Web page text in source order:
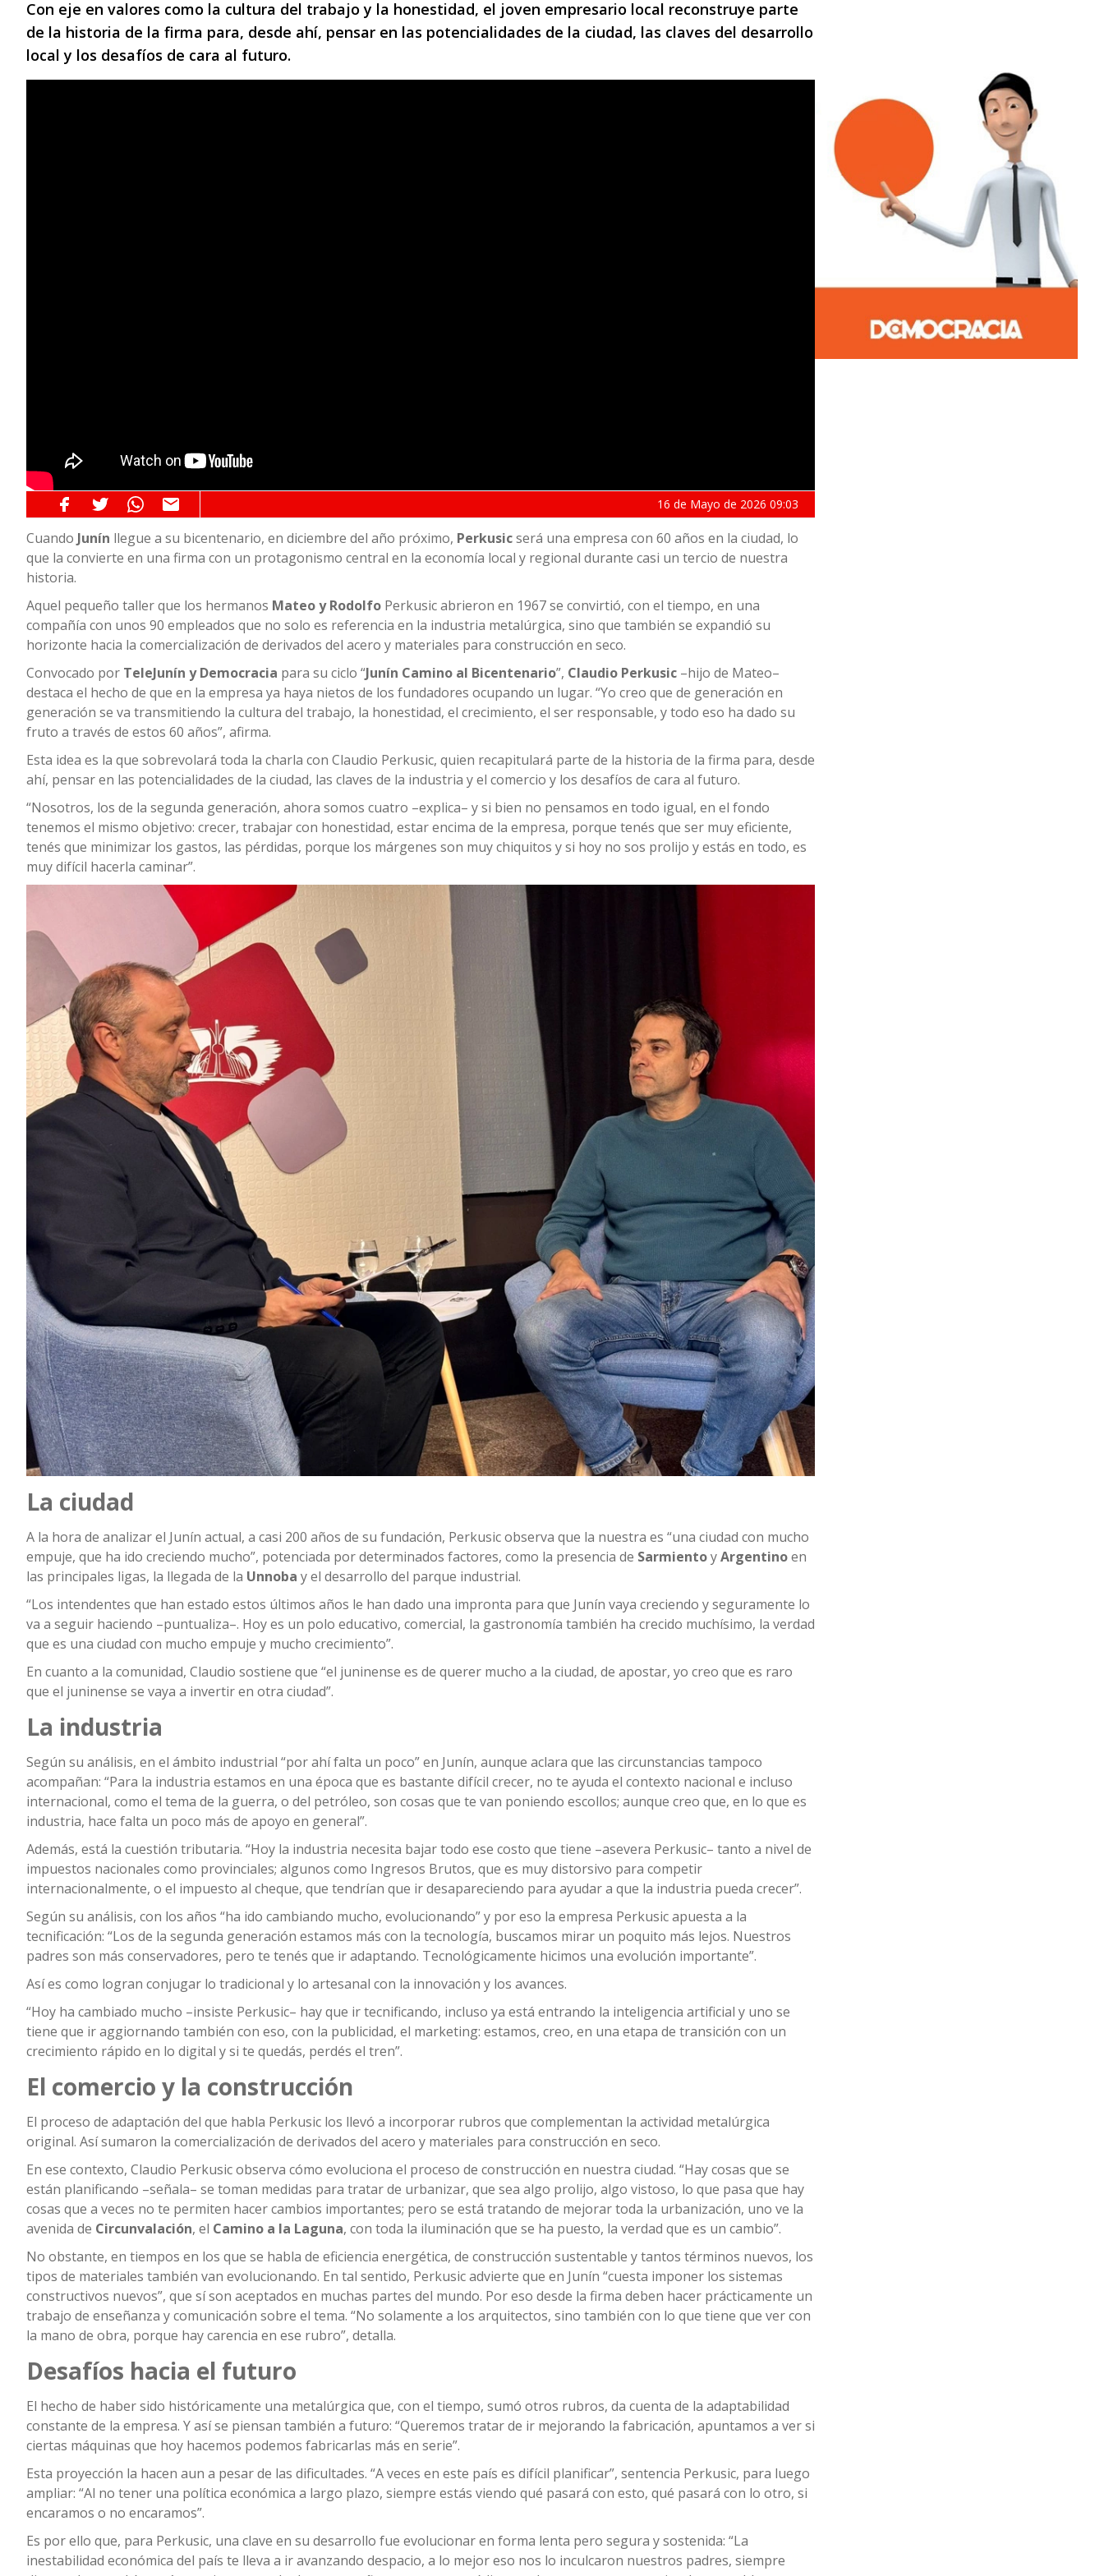
Con eje en valores como la cultura del trabajo y la honestidad, el joven empresario local reconstruye parte
de la historia de la firma para, desde ahí, pensar en las potencialidades de la ciudad, las claves del desarrollo
local y los desafíos de cara al futuro.
16 de Mayo de 2026 09:03
Cuando Junín llegue a su bicentenario, en diciembre del año próximo, Perkusicserá una empresa con 60 años en la ciudad, lo
que la convierte en una firma con un protagonismo central en la economía local y regional durante casi un tercio de nuestra
historia.
Aquel pequeño taller que los hermanos Mateo y Rodolfo Perkusic abrieron en 1967 se convirtió, con el tiempo, en una
compañía con unos 90 empleados que no solo es referencia en la industria metalúrgica, sino que también se expandió su
horizonte hacia la comercialización de derivados del acero y materiales para construcción en seco.
Convocado por TeleJunín y Democracia para su ciclo “Junín Camino al Bicentenario”, Claudio Perkusic –hijo de Mateo–
destaca el hecho de que en la empresa ya haya nietos de los fundadores ocupando un lugar. “Yo creo que de generación en
generación se va transmitiendo la cultura del trabajo, la honestidad, el crecimiento, el ser responsable, y todo eso ha dado su
fruto a través de estos 60 años”, afirma.
Esta idea es la que sobrevolará toda la charla con Claudio Perkusic, quien recapitulará parte de la historia de la firma para, desde
ahí, pensar en las potencialidades de la ciudad, las claves de la industria y el comercio y los desafíos de cara al futuro.
“Nosotros, los de la segunda generación, ahora somos cuatro –explica– y si bien no pensamos en todo igual, en el fondo
tenemos el mismo objetivo: crecer, trabajar con honestidad, estar encima de la empresa, porque tenés que ser muy eficiente,
tenés que minimizar los gastos, las pérdidas, porque los márgenes son muy chiquitos y si hoy no sos prolijo y estás en todo, es
muy difícil hacerla caminar”.
La ciudad
A la hora de analizar el Junín actual, a casi 200 años de su fundación, Perkusic observa que la nuestra es “una ciudad con mucho
empuje, que ha ido creciendo mucho”, potenciada por determinados factores, como la presencia de SarmientoyArgentinoen
las principales ligas, la llegada de la Unnoba y el desarrollo del parque industrial.
“Los intendentes que han estado estos últimos años le han dado una impronta para que Junín vaya creciendo y seguramente lo
va a seguir haciendo –puntualiza–. Hoy es un polo educativo, comercial, la gastronomía también ha crecido muchísimo, la verdad
que es una ciudad con mucho empuje y mucho crecimiento”.
En cuanto a la comunidad, Claudio sostiene que “el juninense es de querer mucho a la ciudad, de apostar, yo creo que es raro
que el juninense se vaya a invertir en otra ciudad”.
La industria
Según su análisis, en el ámbito industrial “por ahí falta un poco” en Junín, aunque aclara que las circunstancias tampoco
acompañan: “Para la industria estamos en una época que es bastante difícil crecer, no te ayuda el contexto nacional e incluso
internacional, como el tema de la guerra, o del petróleo, son cosas que te van poniendo escollos; aunque creo que, en lo que es
industria, hace falta un poco más de apoyo en general”.
Además, está la cuestión tributaria. “Hoy la industria necesita bajar todo ese costo que tiene –asevera Perkusic– tanto a nivel de
impuestos nacionales como provinciales; algunos como Ingresos Brutos, que es muy distorsivo para competir
internacionalmente, o el impuesto al cheque, que tendrían que ir desapareciendo para ayudar a que la industria pueda crecer”.
Según su análisis, con los años “ha ido cambiando mucho, evolucionando” y por eso la empresa Perkusic apuesta a la
tecnificación: “Los de la segunda generación estamos más con la tecnología, buscamos mirar un poquito más lejos. Nuestros
padres son más conservadores, pero te tenés que ir adaptando. Tecnológicamente hicimos una evolución importante”.
Así es como logran conjugar lo tradicional y lo artesanal con la innovación y los avances.
“Hoy ha cambiado mucho –insiste Perkusic– hay que ir tecnificando, incluso ya está entrando la inteligencia artificial y uno se
tiene que ir aggiornando también con eso, con la publicidad, el marketing: estamos, creo, en una etapa de transición con un
crecimiento rápido en lo digital y si te quedás, perdés el tren”.
El comercio y la construcción
El proceso de adaptación del que habla Perkusic los llevó a incorporar rubros que complementan la actividad metalúrgica
original. Así sumaron la comercialización de derivados del acero y materiales para construcción en seco.
En ese contexto, Claudio Perkusic observa cómo evoluciona el proceso de construcción en nuestra ciudad. “Hay cosas que se
están planificando –señala– se toman medidas para tratar de urbanizar, que sea algo prolijo, algo vistoso, lo que pasa que hay
cosas que a veces no te permiten hacer cambios importantes; pero se está tratando de mejorar toda la urbanización, uno ve la
avenida de Circunvalación, el Camino a la Laguna, con toda la iluminación que se ha puesto, la verdad que es un cambio”.
No obstante, en tiempos en los que se habla de eficiencia energética, de construcción sustentable y tantos términos nuevos, los
tipos de materiales también van evolucionando. En tal sentido, Perkusic advierte que en Junín “cuesta imponer los sistemas
constructivos nuevos”, que sí son aceptados en muchas partes del mundo. Por eso desde la firma deben hacer prácticamente un
trabajo de enseñanza y comunicación sobre el tema. “No solamente a los arquitectos, sino también con lo que tiene que ver con
la mano de obra, porque hay carencia en ese rubro”, detalla.
Desafíos hacia el futuro
El hecho de haber sido históricamente una metalúrgica que, con el tiempo, sumó otros rubros, da cuenta de la adaptabilidad
constante de la empresa. Y así se piensan también a futuro: “Queremos tratar de ir mejorando la fabricación, apuntamos a ver si
ciertas máquinas que hoy hacemos podemos fabricarlas más en serie”.
Esta proyección la hacen aun a pesar de las dificultades. “A veces en este país es difícil planificar”, sentencia Perkusic, para luego
ampliar: “Al no tener una política económica a largo plazo, siempre estás viendo qué pasará con esto, qué pasará con lo otro, si
encaramos o no encaramos”.
Es por ello que, para Perkusic, una clave en su desarrollo fue evolucionar en forma lenta pero segura y sostenida: “La
inestabilidad económica del país te lleva a ir avanzando despacio, a lo mejor eso nos lo inculcaron nuestros padres, siempre